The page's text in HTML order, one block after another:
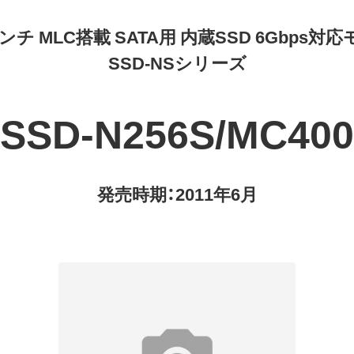
チ MLC搭載 SATA用 内蔵SSD 6Gbps対応
SSD-NSシリーズ
SSD-N256S/MC400
発売時期：2011年6月